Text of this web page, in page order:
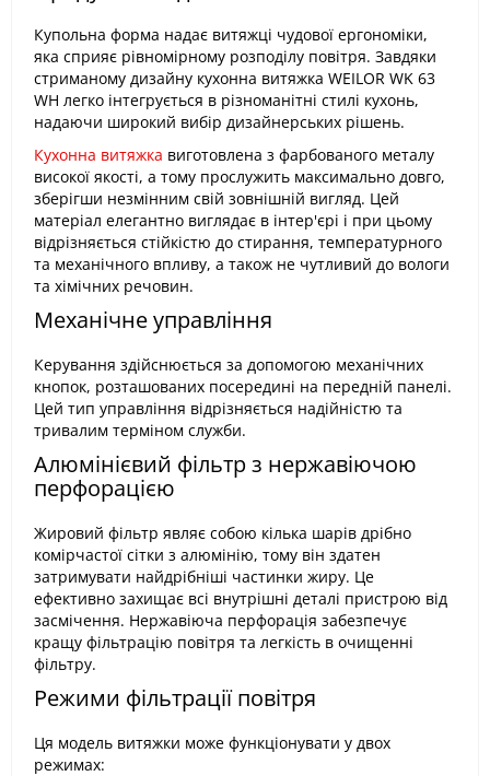
Купольна форма надає витяжці чудової ергономіки,
яка сприяє рівномірному розподілу повітря. Завдяки
стриманому дизайну кухонна витяжка WEILOR WK 63
WH легко інтегрується в різноманітні стилі кухонь,
надаючи широкий вибір дизайнерських рішень.
Кухонна витяжка виготовлена з фарбованого металу
високої якості, а тому прослужить максимально довго,
зберігши незмінним свій зовнішній вигляд. Цей
матеріал елегантно виглядає в інтер'єрі і при цьому
відрізняється стійкістю до стирання, температурного
та механічного впливу, а також не чутливий до вологи
та хімічних речовин.
Механічне управління
Керування здійснюється за допомогою механічних
кнопок, розташованих посередині на передній панелі.
Цей тип управління відрізняється надійністю та
тривалим терміном служби.
Алюмінієвий фільтр з нержавіючою
перфорацією
Жировий фільтр являє собою кілька шарів дрібно
комірчастої сітки з алюмінію, тому він здатен
затримувати найдрібніші частинки жиру. Це
ефективно захищає всі внутрішні деталі пристрою від
засмічення. Нержавіюча перфорація забезпечує
кращу фільтрацію повітря та легкість в очищенні
фільтру.
Режими фільтрації повітря
Ця модель витяжки може функціонувати у двох
режимах: